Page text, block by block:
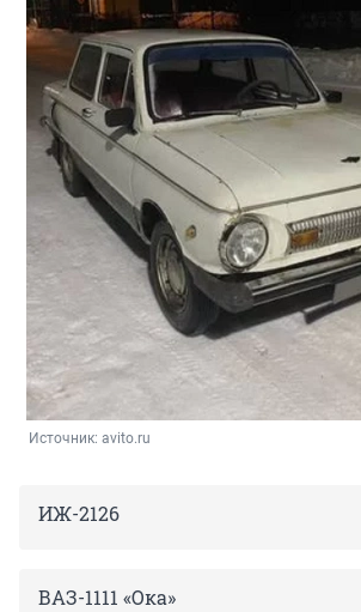
Источник: avito.ru
ИЖ-2126
ВАЗ-1111 «Ока»